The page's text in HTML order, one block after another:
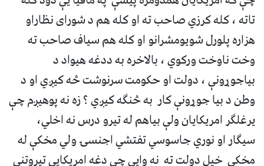
تاته ، کله کرزي صاحب ته او کله هم د شورای نظاراو
هزاره پلورل شویومشرانو او کله هم سیاف صاحب ته
وخت ناوخت ورکوي ، بالاخره به ددغه هیواد د
بیاجوړونې ، دولت او حکومت سرنوشت څه کیږي او د
وطن د بیا جوړونې کار به څنګه کیږي ؟ زه نه پوهیږم چې
یرغلګر امریکایان ولې بیاهم له تیرو درس نه اخلي،
سیګار او نوري جاسوسي تفتشي اجنسۍ ولي مخکې له
مخکې خپل دولت ته نه وایي چې دغه امریکایي تیروتنې